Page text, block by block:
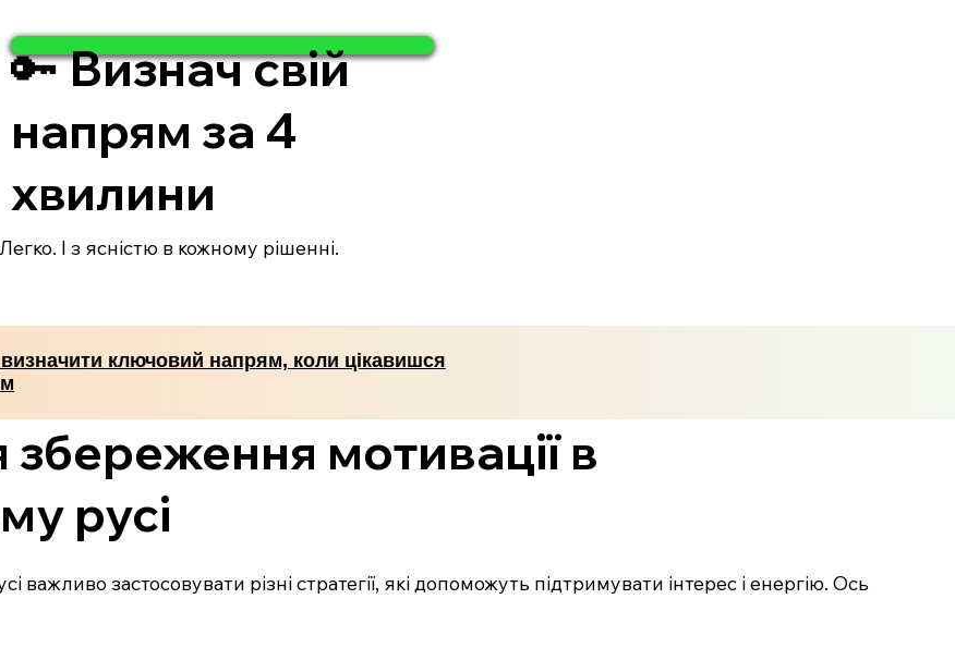
🔑 Визнач свій
напрям за 4
хвилини
І з ясністю в кожному рішенні.
ключовий напрям, коли цікавишся
збереження мотивації в
русі
застосовувати різні стратегії, які допоможуть підтримувати інтерес і енергію. Ось